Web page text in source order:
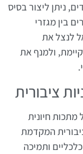
ניתן ליצור בסיס
בין מגזרי
לנצל את
ולמנף את
ציבורית
חיונית
המקדמת
ותמיכה